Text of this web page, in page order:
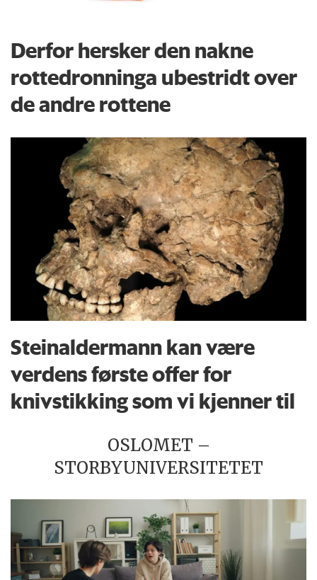
Derfor hersker den nakne
rottedronninga ubestridt over
de andre rottene
Steinaldermann kan være
verdens første offer for
knivstikking som vi kjenner til
OSLOMET –
STORBYUNIVERSITETET